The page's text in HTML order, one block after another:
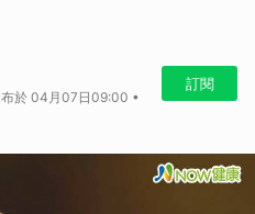
於 04月07日09:00 •
訂閱